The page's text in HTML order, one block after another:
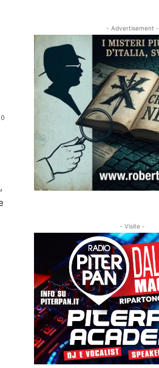
0
- Advertisement -
- Visite -